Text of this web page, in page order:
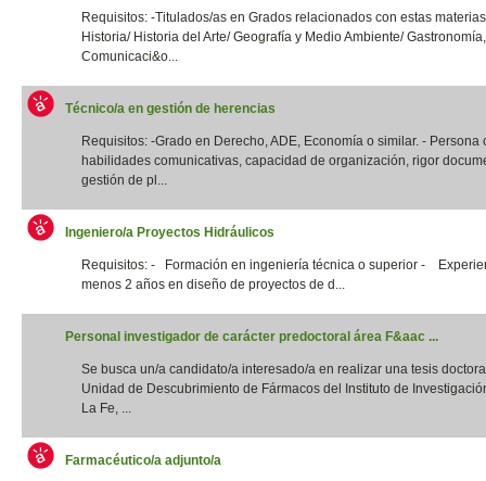
Requisitos: -Titulados/as en Grados relacionados con estas
Historia/ Historia del Arte/ Geografía y Medio Ambiente/ Gastronomía,
Comunicaci&o...
Técnico/a en gestión de herencias
Requisitos: -Grado en Derecho, ADE, Economía o similar. - Persona
habilidades comunicativas, capacidad de organización, rigor
gestión de pl...
Ingeniero/a Proyectos Hidráulicos
Requisitos: - Formación en ingeniería técnica o superior -
menos 2 años en diseño de proyectos de d...
Personal investigador de carácter predoctoral área F&aac ...
Se busca un/a candidato/a interesado/a en realizar una tesis
Unidad de Descubrimiento de Fármacos del Instituto de
La Fe, ...
Farmacéutico/a adjunto/a